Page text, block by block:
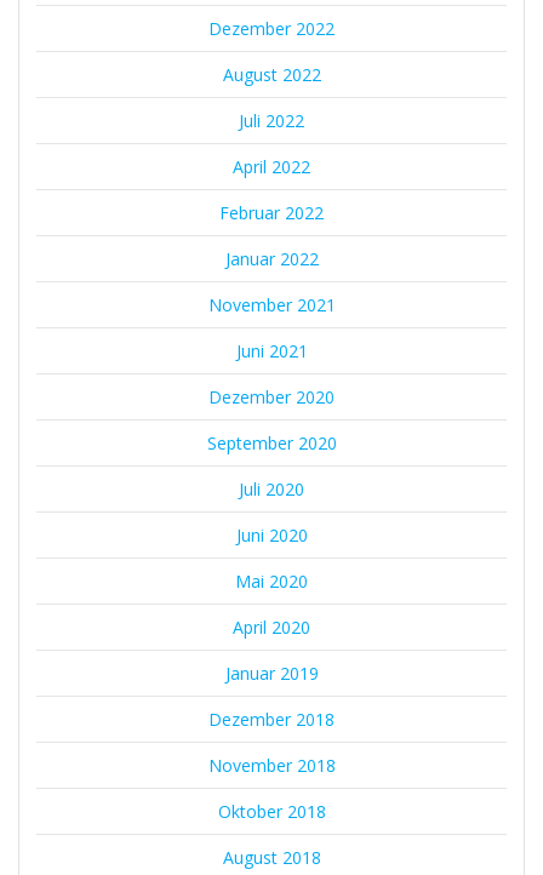
Dezember 2022
August 2022
Juli 2022
April 2022
Februar 2022
Januar 2022
November 2021
Juni 2021
Dezember 2020
September 2020
Juli 2020
Juni 2020
Mai 2020
April 2020
Januar 2019
Dezember 2018
November 2018
Oktober 2018
August 2018